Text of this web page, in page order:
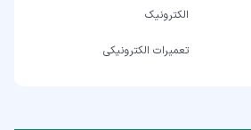
الکترونیک
تعمیرات الکترونیکی